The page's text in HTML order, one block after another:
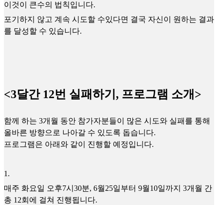
이것이 큰수의 법칙입니다.
포기하지 않고 계속 시도할 수있다면 결국 자신이 원하는 결과
를 달성할 수 있습니다.
<3달간 12번 실패하기, 프로그램 소개>
함께 하는 3개월 동안 참가자분들이 많은 시도와 실패를 통해
올바른 방향으로 나아갈 수 있도록 돕습니다.
프로그램은 아래와 같이 진행할 예정입니다.
1 .
매주 화요일 오후7시30분, 6월25일부터 9월10일까지 3개월 간
총 12회에 걸쳐 진행됩니다.